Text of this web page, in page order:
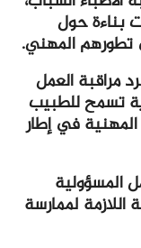
بناءة حول
تطورهم المهني.
مراقبة العمل
تسمح للطبيب
المهنية في إطار
المسؤولية
لممارسة